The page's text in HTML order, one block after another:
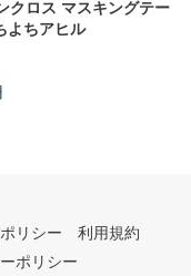
クロス マスキングテー
よちアヒル
リシー
利用規約
ポリシー